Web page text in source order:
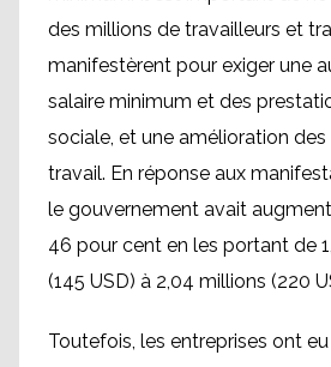
des millions de travailleurs et
manifestèrent pour exiger une
salaire minimum et des
sociale, et une amélioration
travail. En réponse aux
le gouvernement avait
46 pour cent en les portant de
(145 USD) à 2,04 millions (220
Toutefois, les entreprises ont